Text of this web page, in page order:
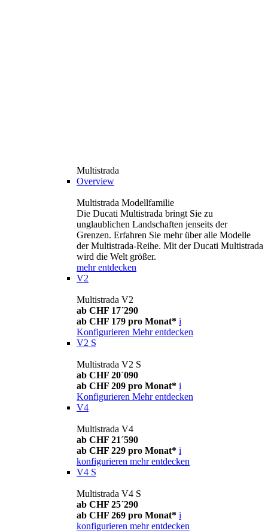
Multistrada
Overview
Multistrada Modellfamilie
Die Ducati Multistrada bringt Sie zu
unglaublichen Landschaften jenseits der
Grenzen. Erfahren Sie mehr über alle Modelle
der Multistrada-Reihe. Mit der Ducati Multistrada
wird die Welt größer.
mehr entdecken
V2
Multistrada V2
ab CHF 17´290
ab CHF 179 pro Monat* i
Konfigurieren Mehr entdecken
V2 S
Multistrada V2 S
ab CHF 20´090
ab CHF 209 pro Monat* i
Konfigurieren Mehr entdecken
V4
Multistrada V4
ab CHF 21´590
ab CHF 229 pro Monat* i
konfigurieren mehr entdecken
V4 S
Multistrada V4 S
ab CHF 25´290
ab CHF 269 pro Monat* i
konfigurieren mehr entdecken